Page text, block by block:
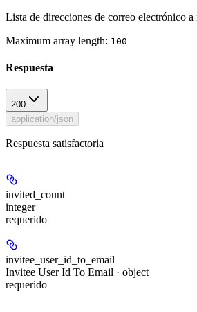
Lista de direcciones de correo electrónico
Maximum array length: 100
Respuesta
200
application/json
Respuesta satisfactoria
invited_count
integer
requerido
invitee_user_id_to_email
Invitee User Id To Email · object
requerido